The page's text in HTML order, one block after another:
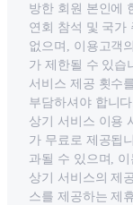
방한 회원 본인에
연회 참석 및 국가
없으며, 이용고객
가 제한될 수 있습
서비스 제공 횟수
부담하셔야 합니
상기 서비스 이용
가 무료로 제공됩
과될 수 있으며,
상기 서비스의 제
스를 제공하는 제